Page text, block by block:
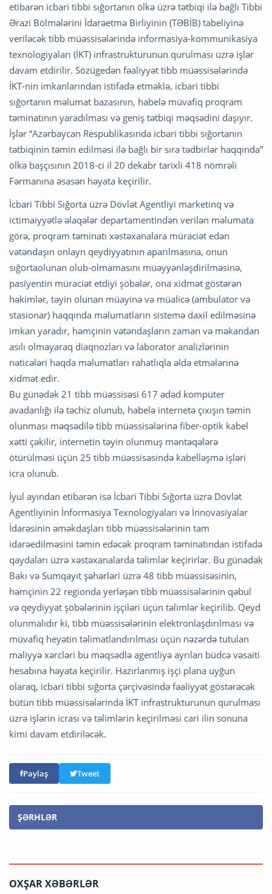
etibarən icbari tibbi sığortanın ölkə üzrə tətbiqi ilə bağlı Tibbi
Ərazi Bölmələrini İdarəetmə Birliyinin (TƏBİB) tabeliyinə
veriləcək tibb müəssisələrində informasiya-kommunikasiya
texnologiyaları (İKT) infrastrukturunun qurulması üzrə işlər
davam etdirilir. Sözügedən fəaliyyət tibb müəssisələrində
İKT-nin imkanlarından istifadə etməklə, icbari tibbi
sığortanın məlumat bazasının, habelə müvafiq proqram
təminatının yaradılması və geniş tətbiqi məqsədini daşıyır.
İşlər “Azərbaycan Respublikasında icbari tibbi sığortanın
tətbiqinin təmin edilməsi ilə bağlı bir sıra tədbirlər haqqında”
ölkə başçısının 2018-ci il 20 dekabr tarixli 418 nömrəli
Fərmanına əsasən həyata keçirilir.
İcbari Tibbi Sığorta üzrə Dövlət Agentliyi marketinq və
ictimaiyyətlə əlaqələr departamentindən verilən məlumata
görə, proqram təminatı xəstəxanalara müraciət edən
vətəndaşın onlayn qeydiyyatının aparılmasına, onun
sığortaolunan olub-olmamasını müəyyənləşdirilməsinə,
pasiyentin müraciət etdiyi şöbələr, ona xidmət göstərən
həkimlər, təyin olunan müayinə və müalicə (ambulator və
stasionar) haqqında məlumatların sistemə daxil edilməsinə
imkan yaradır, həmçinin vətəndaşların zaman və məkandan
asılı olmayaraq diaqnozları və laborator analizlərinin
nəticələri haqda məlumatları rahatlıqla əldə etmələrinə
xidmət edir.
Bu günədək 21 tibb müəssisəsi 617 ədəd kompüter
avadanlığı ilə təchiz olunub, habelə internetə çıxışın təmin
olunması məqsədilə tibb müəssisələrinə fiber-optik kabel
xətti çəkilir, internetin təyin olunmuş məntəqələrə
ötürülməsi üçün 25 tibb müəssisəsində kabelləşmə işləri
icra olunub.
İyul ayından etibarən isə İcbari Tibbi Sığorta üzrə Dövlət
Agentliyinin İnformasiya Texnologiyaları və İnnovasiyalar
İdarəsinin əməkdaşları tibb müəssisələrinin tam
idarəedilməsini təmin edəcək proqram təminatından istifadə
qaydaları üzrə xəstəxanalarda təlimlər keçirirlər. Bu günədək
Bakı və Sumqayıt şəhərləri üzrə 48 tibb müəssisəsinin,
həmçinin 22 regionda yerləşən tibb müəssisələrinin qəbul
və qeydiyyat şöbələrinin işçiləri üçün təlimlər keçirilib. Qeyd
olunmalıdır ki, tibb müəssisələrinin elektronlaşdırılması və
müvafiq heyətin təlimatlandırılması üçün nəzərdə tutulan
maliyyə xərcləri bu məqsədlə agentliyə ayrılan büdcə vəsaiti
hesabına həyata keçirilir. Hazırlanmış işçi plana uyğun
olaraq, icbari tibbi sığorta çərçivəsində fəaliyyət göstərəcək
bütün tibb müəssisələrində İKT infrastrukturunun qurulması
üzrə işlərin icrası və təlimlərin keçirilməsi cari ilin sonuna
kimi davam etdiriləcək.
Paylaş Tweet
ŞƏRHLƏR
OXŞAR XƏBƏRLƏR